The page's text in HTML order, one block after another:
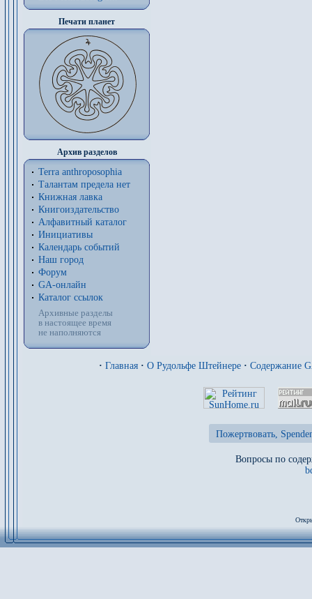
Печати планет
Архив разделов
Terra anthroposophia
Талантам предела нет
Книжная лавка
Книгоиздательство
Алфавитный каталог
Инициативы
Календарь событий
Наш город
Форум
GA-онлайн
Каталог ссылок
Архивные разделы
в настоящее время
не наполняются
· Главная · О Рудольфе Штейнере · Содержание
Пожертвовать,
Вопросы по